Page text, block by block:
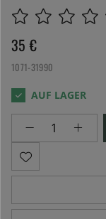
35 €
1071-31990